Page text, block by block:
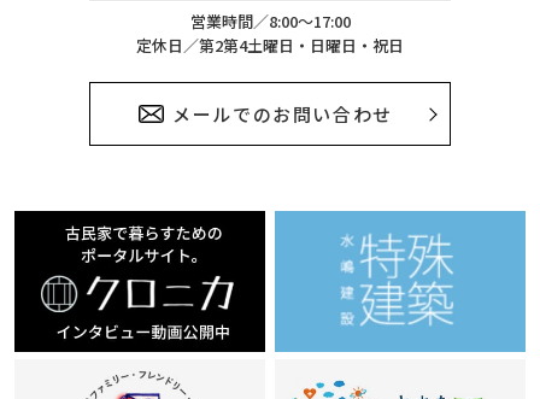
営業時間／8:00～17:00
定休日／第2第4土曜日・日曜日・祝日
メールでのお問い合わせ